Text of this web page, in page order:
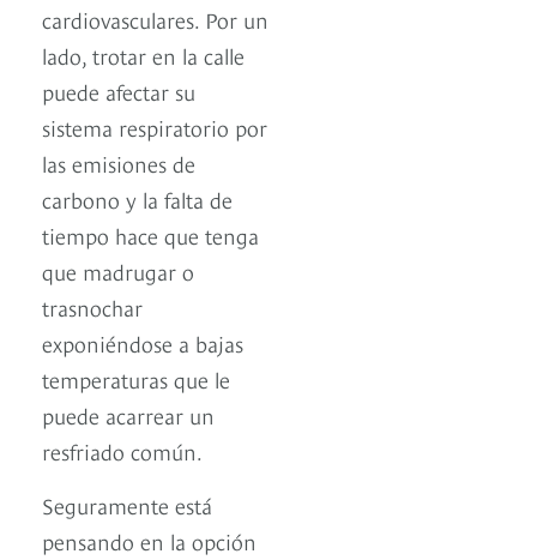
cardiovasculares. Por un
lado, trotar en la calle
puede afectar su
sistema respiratorio por
las emisiones de
carbono y la falta de
tiempo hace que tenga
que madrugar o
trasnochar
exponiéndose a bajas
temperaturas que le
puede acarrear un
resfriado común.
Seguramente está
pensando en la opción